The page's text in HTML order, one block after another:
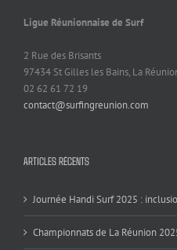
Ligue Réunionnaise de Surf
2 Rue des Brisants
97434 St Gilles les Bains, La
02 62 61 72 19
contact@surfingreunion.com
ARTICLES RÉCENTS
Journée Handi Surf 2025 :
Championnats de La Réunion